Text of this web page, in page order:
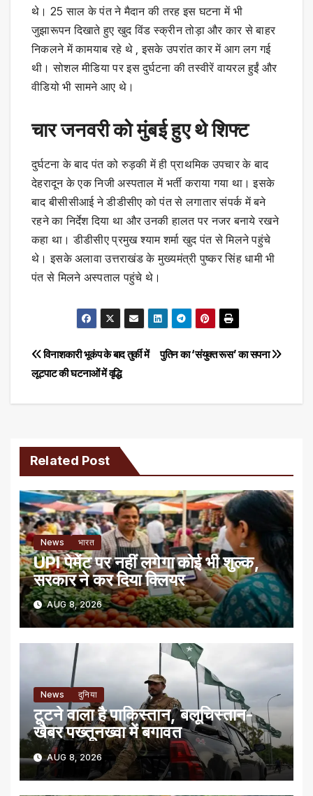
थे। 25 साल के पंत ने मैदान की तरह इस घटना में भी
जुझारूपन दिखाते हुए खुद विंड स्क्रीन तोड़ा और कार से बाहर
निकलने में कामयाब रहे थे , इसके उपरांत कार में आग लग गई
थी। सोशल मीडिया पर इस दुर्घटना की तस्वीरें वायरल हुईं और
वीडियो भी सामने आए थे।
चार जनवरी को मुंबई हुए थे शिफ्ट
दुर्घटना के बाद पंत को रुड़की में ही प्राथमिक उपचार के बाद
देहरादून के एक निजी अस्पताल में भर्ती कराया गया था। इसके
बाद बीसीसीआई ने डीडीसीए को पंत से लगातार संपर्क में बने
रहने का निर्देश दिया था और उनकी हालत पर नजर बनाये रखने
कहा था। डीडीसीए प्रमुख श्याम शर्मा खुद पंत से मिलने पहुंचे
थे। इसके अलावा उत्तराखंड के मुख्यमंत्री पुष्कर सिंह धामी भी
पंत से मिलने अस्पताल पहुंचे थे।
Post
navigation
पुतिन का ‘संयुक्त रूस’ का सपना
विनाशकारी भूकंप के बाद तुर्की में
लूटपाट की घटनाओं में वृद्धि
Related Post
News भारत
UPI पेमेंट पर नहीं लगेगा कोई भी शुल्क,
सरकार ने कर दिया क्लियर
AUG 8, 2026
News दुनिया
टूटने वाला है पाकिस्तान, बलूचिस्तान-
खैबर पख्तूनख्वा में बगावत
AUG 8, 2026